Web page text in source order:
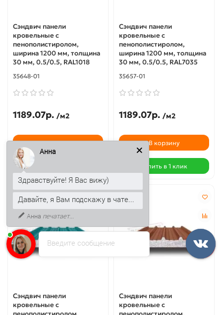
Сэндвич панели
кровельные с
пенополистиролом,
ширина 1200 мм, толщина
30 мм, 0.5/0.5, RAL1018
35648-01
1189.07р. /м2
В корзину
Сэндвич панели
кровельные с
пенополистиролом,
ширина 1200 мм, толщина
30 мм, 0.5/0.5, RAL7035
35657-01
1189.07р. /м2
В корзину
Купить в 1 клик
Сэндвич панели
кровельные с
Сэндвич панели
кровельные с
Введите сообщение
Анна
Здравствуйте! Я Вас вижу)
Давайте, я Вам подскажу в чате...
Анна печатает...